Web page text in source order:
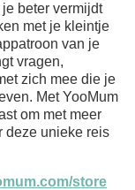
beter vermijdt
met je kleintje
van je
vragen,
zich mee die je
Met YooMum
om met meer
deze unieke reis
store